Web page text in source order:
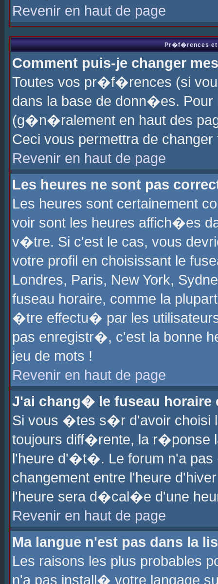
Revenir en haut de page
Pr�f�rences et
Comment puis-je changer
Toutes vos pr�f�rences (si
dans la base de donn�es.
(g�n�ralement en haut des
Ceci vous permettra de
Revenir en haut de page
Les heures ne sont pas
Les heures sont certainement
voir sont les heures affich�es
v�tre. Si c'est le cas, vous
votre profil en choisissant le
Londres, Paris, New York,
fuseau horaire, comme la
�tre effectu� par les
pas enregistr�, c'est la bonne
jeu de mots !
Revenir en haut de page
J'ai chang� le fuseau horaire
Si vous �tes s�r d'avoir choisi
toujours diff�rente, la r�ponse
l'heure d'�t�. Le forum n'a
changement entre l'heure
l'heure sera d�cal�e d'une
Revenir en haut de page
Ma langue n'est pas dans la
Les raisons les plus probables
n'a pas install� votre langage